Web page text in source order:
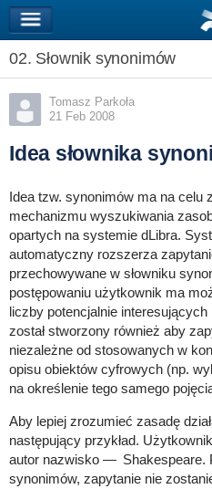
02. Słownik synonimów
Tomasz Parkoła
21 Feb 2008
Idea słownika
Idea tzw. synonimów ma na celu
mechanizmu wyszukiwania
opartych na systemie dLibra.
automatyczny rozszerza
przechowywane w słowniku
postępowaniu użytkownik ma
liczby potencjalnie
został stworzony również aby
niezależne od stosowanych w
opisu obiektów cyfrowych (np.
na określenie tego samego
Aby lepiej zrozumieć zasadę
następujący przykład.
autor nazwisko
Shakespeare.
synonimów, zapytanie nie